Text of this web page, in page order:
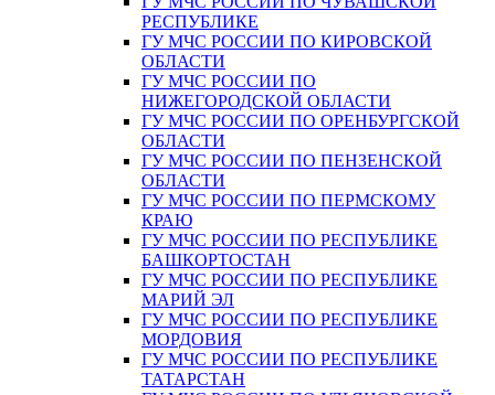
РЕСПУБЛИКЕ
ГУ МЧС РОССИИ ПО КИРОВСКОЙ
ОБЛАСТИ
ГУ МЧС РОССИИ ПО
НИЖЕГОРОДСКОЙ ОБЛАСТИ
ГУ МЧС РОССИИ ПО ОРЕНБУРГСКОЙ
ОБЛАСТИ
ГУ МЧС РОССИИ ПО ПЕНЗЕНСКОЙ
ОБЛАСТИ
ГУ МЧС РОССИИ ПО ПЕРМСКОМУ
КРАЮ
ГУ МЧС РОССИИ ПО РЕСПУБЛИКЕ
БАШКОРТОСТАН
ГУ МЧС РОССИИ ПО РЕСПУБЛИКЕ
МАРИЙ ЭЛ
ГУ МЧС РОССИИ ПО РЕСПУБЛИКЕ
МОРДОВИЯ
ГУ МЧС РОССИИ ПО РЕСПУБЛИКЕ
ТАТАРСТАН